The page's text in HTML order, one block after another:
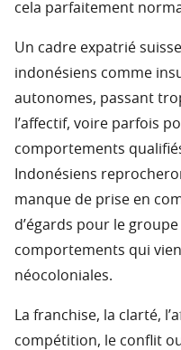
cela parfaitement
Un cadre expatrié
indonésiens comme
autonomes, passant
l’affectif, voire parfois
comportements
Indonésiens
manque de prise en
d’égards pour le
comportements qui
néocoloniales.
La franchise, la clarté,
compétition, le conflit